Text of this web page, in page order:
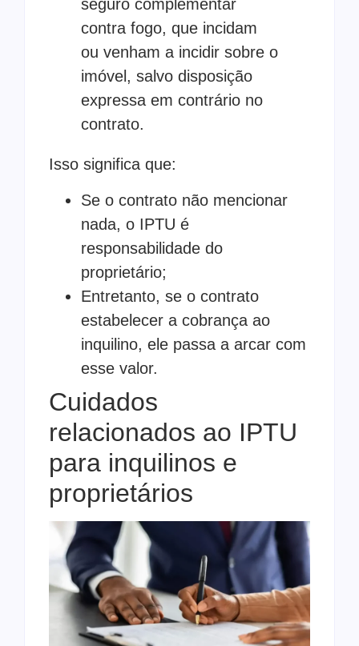
seguro complementar
contra fogo, que incidam
ou venham a incidir sobre o
imóvel, salvo disposição
expressa em contrário no
contrato.
Isso significa que:
Se o contrato não mencionar
nada, o IPTU é
responsabilidade do
proprietário;
Entretanto, se o contrato
estabelecer a cobrança ao
inquilino, ele passa a arcar com
esse valor.
Cuidados
relacionados ao IPTU
para inquilinos e
proprietários